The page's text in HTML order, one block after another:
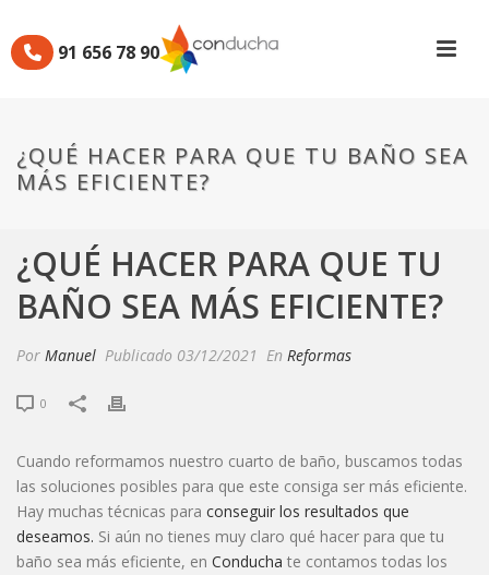
91 656 78 90
¿QUÉ HACER PARA QUE TU BAÑO SEA
MÁS EFICIENTE?
¿QUÉ HACER PARA QUE TU
BAÑO SEA MÁS EFICIENTE?
Por Manuel Publicado 03/12/2021 En Reformas
0
Cuando reformamos nuestro cuarto de baño, buscamos todas
las soluciones posibles para que este consiga ser más eficiente.
Hay muchas técnicas para conseguir los resultados que
deseamos. Si aún no tienes muy claro qué hacer para que tu
baño sea más eficiente, en Conducha te contamos todas los